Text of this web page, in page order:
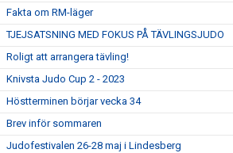
Fakta om RM-läger
TJEJSATSNING MED FOKUS PÅ TÄVLINGSJUDO
Roligt att arrangera tävling!
Knivsta Judo Cup 2 - 2023
Höstterminen börjar vecka 34
Brev inför sommaren
Judofestivalen 26-28 maj i Lindesberg